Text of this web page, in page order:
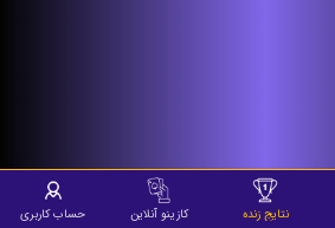
نتایج زنده کازینو آنلاین حساب کاربری